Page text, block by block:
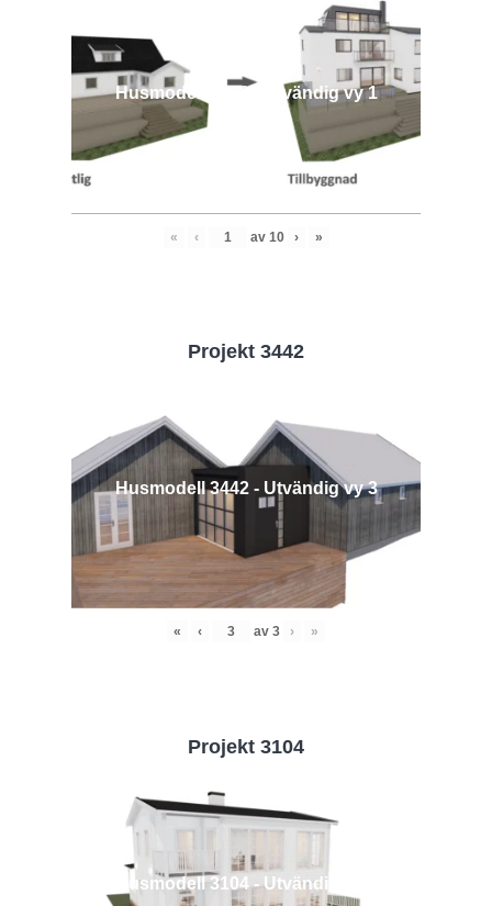
Husmodell 1042 - Utvändig vy 1
« ‹ av 10 › »
Projekt 3442
Husmodell 3442 - Utvändig vy 3
« ‹ av 3 › »
Projekt 3104
Husmodell 3104 - Utvändig vy 2